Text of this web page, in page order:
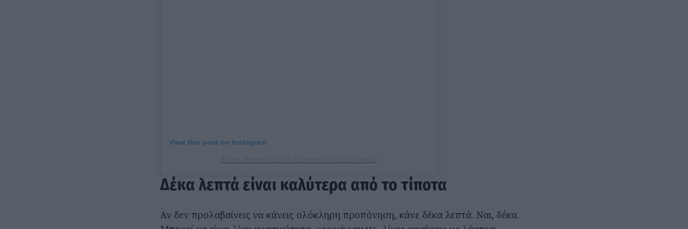
View this post on Instagram
Δέκα λεπτά είναι καλύτερα από το τίποτα
Αν δεν προλαβαίνεις να κάνεις ολόκληρη προπόνηση, κάνε δέκα λεπτά. Ναι, δέκα.